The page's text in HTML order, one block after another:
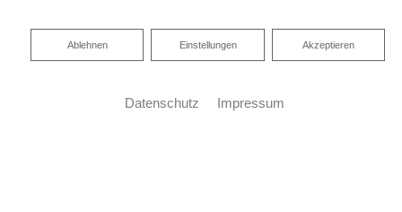
Akzeptieren
Einstellungen
Ablehnen
Ablehnen
Datenschutz Impressum